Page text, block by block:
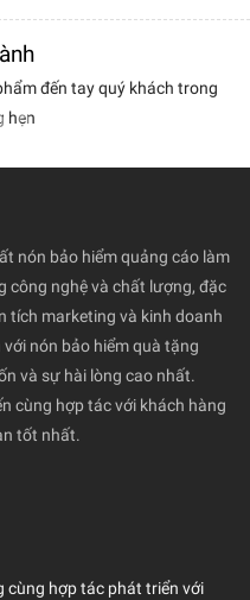
đến tay quý khách trong
hẹn
nón bảo hiểm quảng cáo làm
công nghệ và chất lượng, đặc
tích marketing và kinh doanh
nón bảo hiểm quà tặng
và sự hài lòng cao nhất.
cùng hợp tác với khách hàng
tốt nhất.
cùng hợp tác phát triển với